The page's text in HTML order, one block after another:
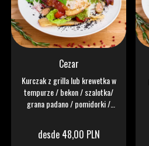
Cezar
Kurczak z grilla lub krewetka w
tempurze / bekon / szalotka/
grana padano / pomidorki /
ziemia z oliwek / dip cezar /
grzanki /
desde 48,00 PLN